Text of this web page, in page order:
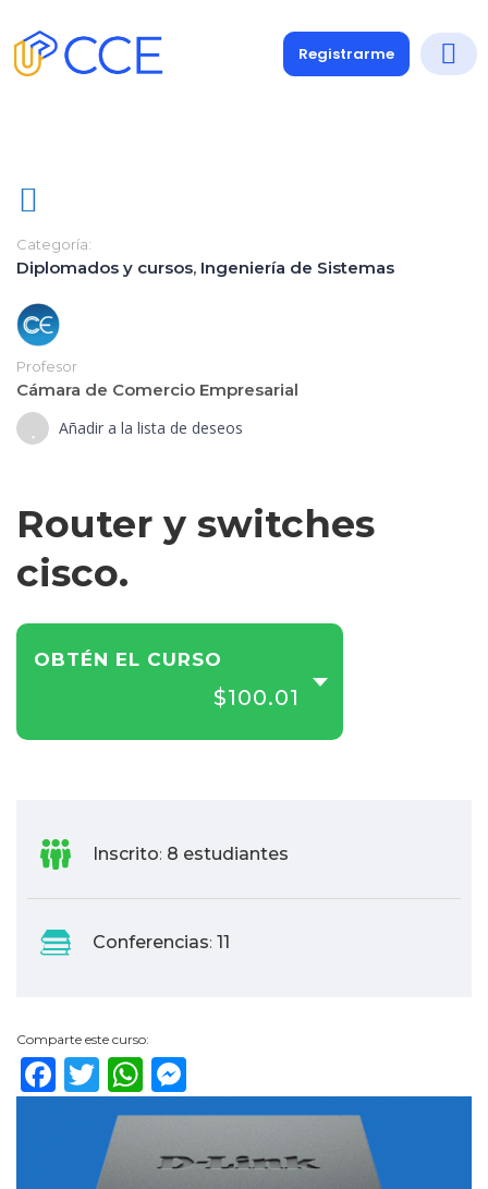
Registrarme
Categoría:
Diplomados y cursos, Ingeniería de Sistemas
Profesor
Cámara de Comercio Empresarial
Añadir a la lista de deseos
Router y switches
cisco.
OBTÉN EL CURSO
$100.01
Inscrito: 8 estudiantes
Conferencias: 11
Comparte este curso:
Facebook
TwitterWhatsApp